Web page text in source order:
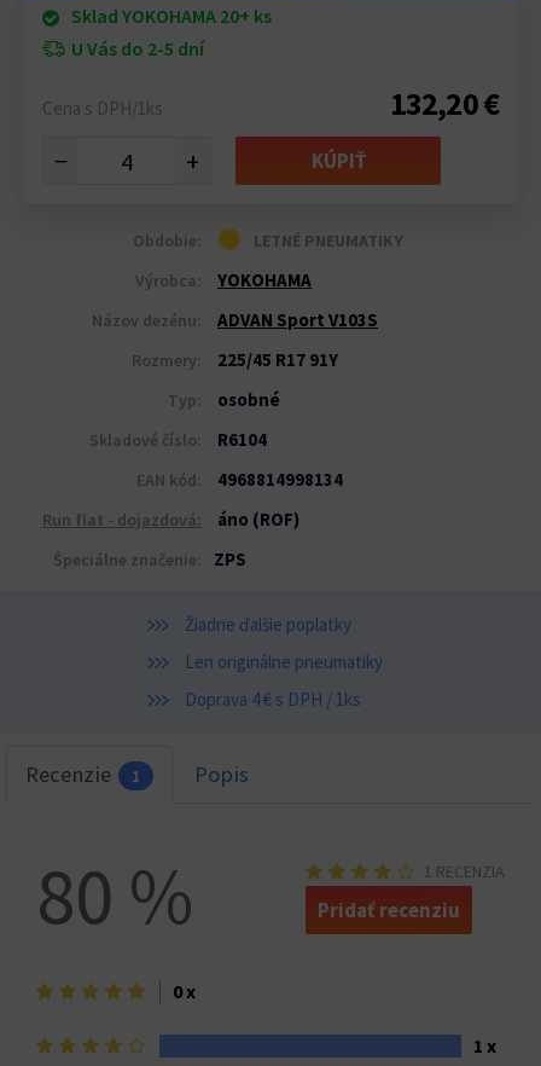
Sklad YOKOHAMA 20+ ks
U Vás do 2-5 dní
Cena s DPH/1ks 132,20 €
− + KÚPIŤ
Obdobie:
LETNÉ PNEUMATIKY
Výrobca:
YOKOHAMA
Názov dezénu: ADVAN Sport V103S
Rozmery: 225/45 R17 91Y
Typ: osobné
Skladové číslo: R6104
EAN kód: 4968814998134
Run flat - dojazdová: áno (ROF)
Špeciálne značenie: ZPS
Žiadne ďalšie poplatky
Len originálne pneumatiky
Doprava 4 € s DPH / 1ks
Recenzie 1 Popis
80 % 1 RECENZIA
Pridať recenziu
5
0 x
4
1 x